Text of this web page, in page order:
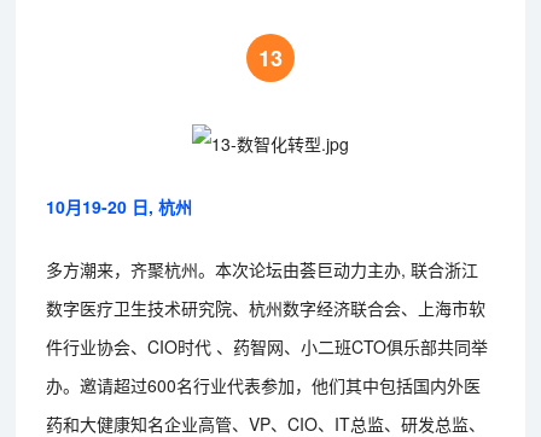
13
10月19-20 日, 杭州
多方潮来，齐聚杭州。本次论坛由荟巨动力主办, 联合浙江
数字医疗卫生技术研究院、杭州数字经济联合会、上海市软
件行业协会、CIO时代 、药智网、小二班CTO俱乐部共同举
办。邀请超过600名行业代表参加，他们其中包括国内外医
药和大健康知名企业高管、VP、CIO、IT总监、研发总监、